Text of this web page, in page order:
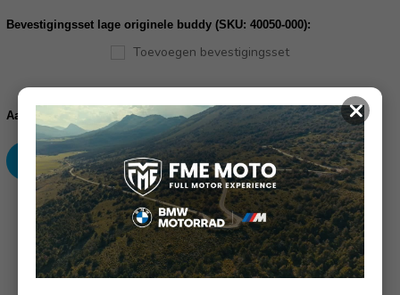
Bevestigingsset lage originele buddy (SKU: 40050-000):
Toevoegen bevestigingsset
Huidige
voorraad:
Aantal:
Verhoog
aantallen:
Verlaag
aantallen:
SKU: 25630-020
Omschrijving (Nog geen reviews)
×